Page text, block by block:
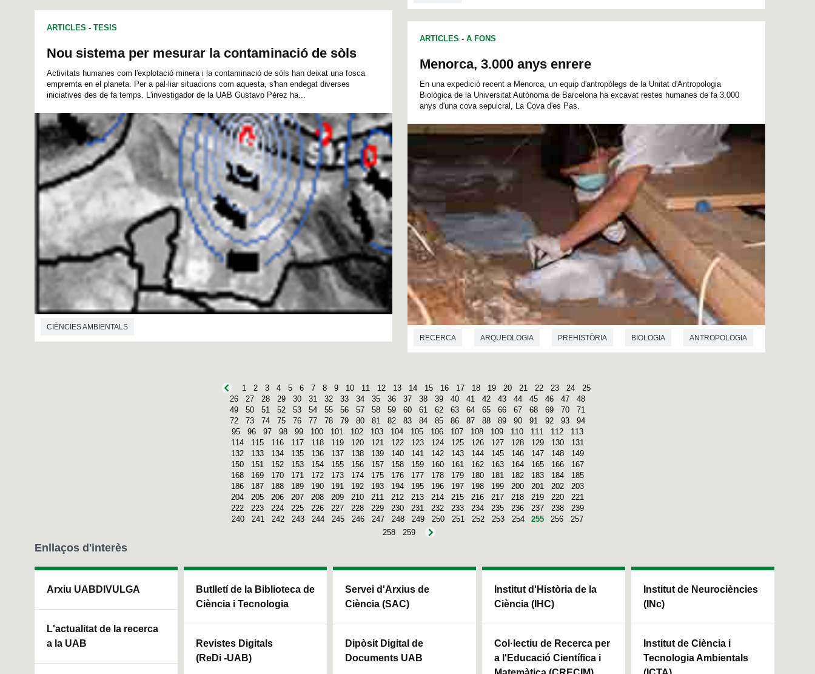
ARTICLES - TESIS
Nou sistema per mesurar la contaminació de sòls
Activitats humanes com l'explotació minera i la contaminació de sòls han deixat una fosca
empremta en el planeta. Per a pal·liar situacions com aquesta, s'han endegat diverses
iniciatives des de fa temps. L'investigador de la UAB Gustavo Pérez ha...
CIÈNCIES AMBIENTALS
ARTICLES - A FONS
Menorca, 3.000 anys enrere
En una expedició recent a Menorca, un equip d'antropòlegs de la Unitat d'Antropologia
Biològica de la Universitat Autònoma de Barcelona ha excavat restes humanes de fa 3.000
anys d'una cova sepulcral, La Cova d'es Pas.
RECERCA ARQUEOLOGIA PREHISTÒRIA BIOLOGIA ANTROPOLOGIA
1 2 3 4 5 6 7 8 9 10 11 12 13 14 15 16 17 18 19 20 21 22 23 24
25
26
27 28 29 30 31 32 33 34 35 36 37 38 39 40 41 42 43 44 45 46 47
48
49
50 51 52 53 54 55 56 57 58 59 60 61 62 63 64 65 66 67 68 69 70
71
72
73 74 75 76 77 78 79 80 81 82 83 84 85 86 87 88 89 90 91 92 93
94
95
96 97 98 99 100 101 102 103 104 105 106 107 108 109 110 111 112
113
114
115 116 117 118 119 120 121 122 123 124 125 126 127 128 129 130
131
132
133 134 135 136 137 138 139 140 141 142 143 144 145 146 147 148
149
150
151 152 153 154 155 156 157 158 159 160 161 162 163 164 165 166
167
168
169 170 171 172 173 174 175 176 177 178 179 180 181 182 183 184
185
186
187 188 189 190 191 192 193 194 195 196 197 198 199 200 201 202
203
204
205 206 207 208 209 210 211 212 213 214 215 216 217 218 219 220
221
222
223 224 225 226 227 228 229 230 231 232 233 234 235 236 237 238
239
240
241 242 243 244 245 246 247 248 249 250 251 252 253 254 255 256
257
258
259
Enllaços d'interès
Arxiu UABDIVULGA
L'actualitat de la recerca
a la UAB
Butlletí de la Biblioteca de
Ciència i Tecnologia
Revistes Digitals
(ReDi -UAB)
Servei d'Arxius de
Ciència (SAC)
Dipòsit Digital de
Documents UAB
Institut d'Història de la
Ciència (IHC)
Col·lectiu de Recerca per
a l'Educació Científica i
Institut de Neurociències
(INc)
Institut de Ciència i
Tecnologia Ambientals